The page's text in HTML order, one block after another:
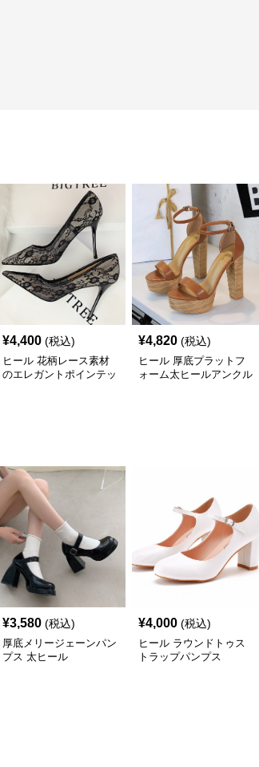
¥4,400 (税込)
ヒール 花柄レース素材
のエレガントポインテッ
¥4,820 (税込)
ヒール 厚底プラットフ
ォーム太ヒールアンクル
¥3,580 (税込)
厚底メリージェーンパン
プス 太ヒール
¥4,000 (税込)
ヒール ラウンドトゥス
トラップパンプス